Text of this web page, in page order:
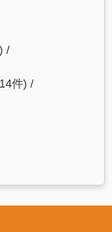
件)